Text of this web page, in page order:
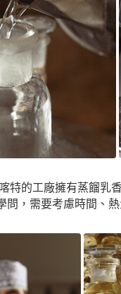
特的工廠擁有蒸餾乳
問，需要考慮時間、熱